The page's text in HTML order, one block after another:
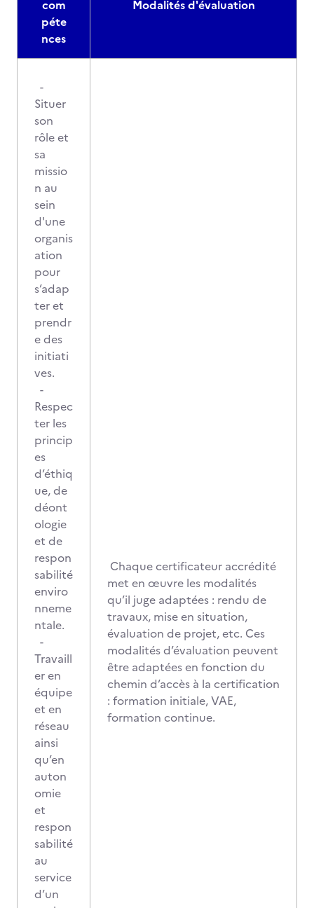
com
péte
nces
Modalités d'évaluation
-
Situer
son
rôle et
sa
missio
n au
sein
d'une
organis
ation
pour
s’adap
ter et
prendr
e des
initiati
ves.
-
Respec
ter les
princip
es
d’éthiq
ue, de
déont
ologie
et de
respon
sabilité
enviro
nneme
ntale.
-
Travaill
er en
équipe
et en
réseau
ainsi
qu’en
auton
omie
et
respon
sabilité
au
service
d’un
Chaque certificateur accrédité
met en œuvre les modalités
qu’il juge adaptées : rendu de
travaux, mise en situation,
évaluation de projet, etc. Ces
modalités d’évaluation peuvent
être adaptées en fonction du
chemin d’accès à la certification
: formation initiale, VAE,
formation continue.